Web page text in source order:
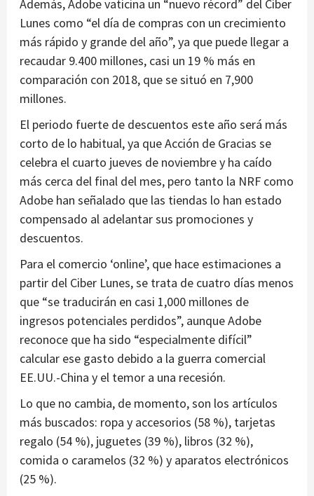
Además, Adobe vaticina un “nuevo récord” del Ciber
Lunes como “el día de compras con un crecimiento
más rápido y grande del año”, ya que puede llegar a
recaudar 9.400 millones, casi un 19 % más en
comparación con 2018, que se situó en 7,900
millones.
El periodo fuerte de descuentos este año será más
corto de lo habitual, ya que Acción de Gracias se
celebra el cuarto jueves de noviembre y ha caído
más cerca del final del mes, pero tanto la NRF como
Adobe han señalado que las tiendas lo han estado
compensado al adelantar sus promociones y
descuentos.
Para el comercio ‘online’, que hace estimaciones a
partir del Ciber Lunes, se trata de cuatro días menos
que “se traducirán en casi 1,000 millones de
ingresos potenciales perdidos”, aunque Adobe
reconoce que ha sido “especialmente difícil”
calcular ese gasto debido a la guerra comercial
EE.UU.-China y el temor a una recesión.
Lo que no cambia, de momento, son los artículos
más buscados: ropa y accesorios (58 %), tarjetas
regalo (54 %), juguetes (39 %), libros (32 %),
comida o caramelos (32 %) y aparatos electrónicos
(25 %).